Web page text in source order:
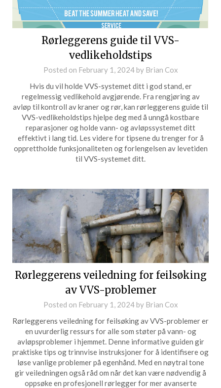
Rørleggerens guide til VVS-
vedlikeholdstips
Posted on February 1, 2024by Brian Cox
Hvis du vil holde VVS-systemet ditt i god stand, er
regelmessig vedlikehold avgjørende. Fra rengjøring av
avløp til kontroll av kraner og rør, kan rørleggerens guide til
VVS-vedlikeholdstips hjelpe deg med å unngå kostbare
reparasjoner og holde vann- og avløpssystemet ditt
effektivt i lang tid. Les videre for tipsene du trenger for å
opprettholde funksjonaliteten og forlengelsen av levetiden
til VVS-systemet ditt.
Rørleggerens veiledning for feilsøking
av VVS-problemer
Posted on February 1, 2024by Brian Cox
Rørleggerens veiledning for feilsøking av VVS-problemer er
en uvurderlig ressurs for alle som støter på vann- og
avløpsproblemer i hjemmet. Denne informative guiden gir
praktiske tips og trinnvise instruksjoner for å identifisere og
løse vanlige problemer på egenhånd. Med en nøytral tone
gir veiledningen også råd om når det kan være nødvendig å
oppsøke en profesjonell rørlegger for mer avanserte